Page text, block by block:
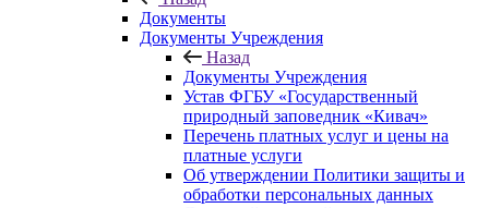
Документы
Документы Учреждения
Назад
Документы Учреждения
Устав ФГБУ «Государственный
природный заповедник «Кивач»
Перечень платных услуг и цены на
платные услуги
Об утверждении Политики защиты и
обработки персональных данных